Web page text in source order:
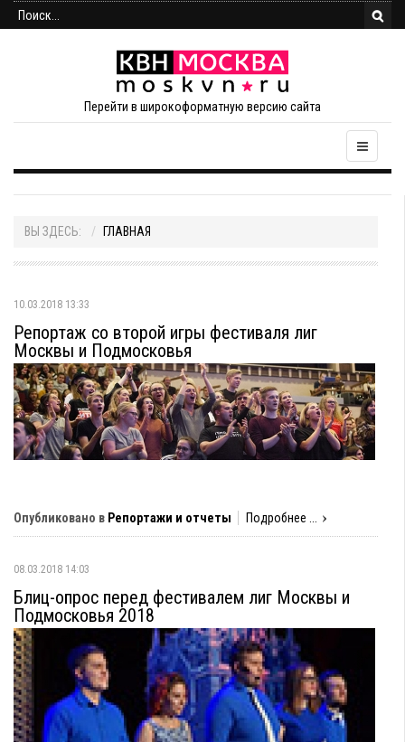
Перейти в широкоформатную версию сайта
ВЫ ЗДЕСЬ: ГЛАВНАЯ
10.03.2018 13:33
Репортаж со второй игры фестиваля лиг
Москвы и Подмосковья
Опубликовано в Репортажи и отчеты Подробнее ...
08.03.2018 14:03
Блиц-опрос перед фестивалем лиг Москвы и
Подмосковья 2018